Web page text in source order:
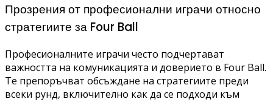
Прозрения от професионални играчи относно
стратегиите за Four Ball
Професионалните играчи често подчертават
важността на комуникацията и доверието в Four Ball.
Те препоръчват обсъждане на стратегиите преди
всеки рунд, включително как да се подходи към